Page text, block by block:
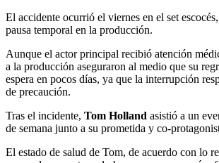
El accidente ocurrió el viernes en el set
pausa temporal en la producción.
Aunque el actor principal recibió atención
a la producción aseguraron al medio que su
espera en pocos días, ya que la interrupción
de precaución.
Tras el incidente, Tom Holland asistió a un
de semana junto a su prometida y co-
El estado de salud de Tom, de acuerdo con lo